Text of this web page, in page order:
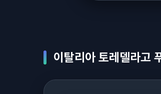
이탈리아 토레델라고